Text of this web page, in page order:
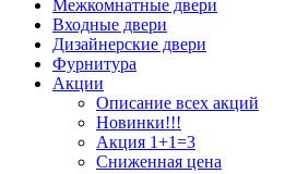
Межкомнатные двери
Входные двери
Дизайнерские двери
Фурнитура
Акции
Описание всех акций
Новинки!!!
Акция 1+1=3
Сниженная цена